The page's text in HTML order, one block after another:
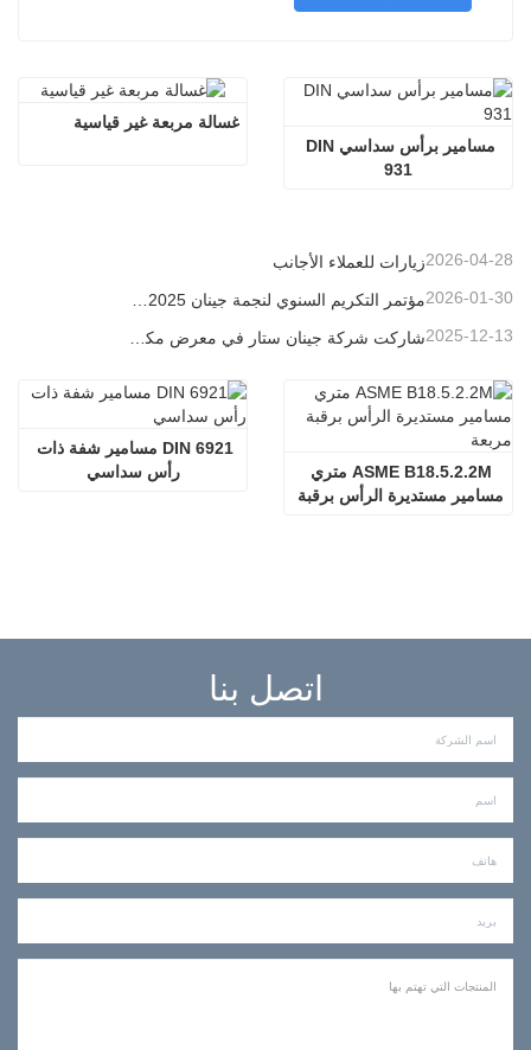
غسالة مربعة غير قياسية
931
زيارات للعملاء الأجانب2026-04-28
2026-01-30
شاركت شركة جينان ستار في معرض مكونات الآلات الذي أقيم في أوساكا، اليابان. 2025-12-13
رأس سداسي
اتصل بنا